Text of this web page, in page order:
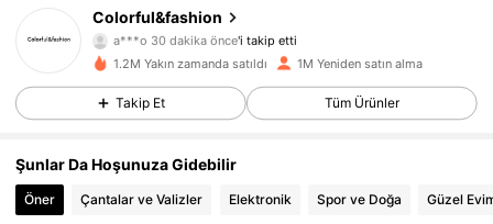
Colorful&fashion
a***o 30 dakika önce 'i takip etti
4,88
54K Takipçiler
1.2M Yakın zamanda satıldı 1M Yeniden satın alma
Takip Et Tüm Ürünler
Şunlar Da Hoşunuza Gidebilir
Öner Çantalar ve Valizler Elektronik Spor ve Doğa Güzel